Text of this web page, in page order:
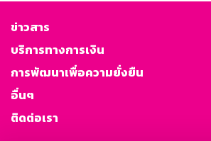
ข่าวสาร
บริการทางการเงิน
การพัฒนาเพื่อความยั่งยืน
อื่นๆ
ติดต่อเรา